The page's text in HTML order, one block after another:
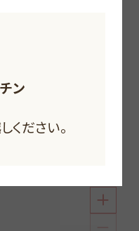
持つファッションを
ださい。
ださい。
ださい。
ださい。
ださい。
ださい。
ン
ください。